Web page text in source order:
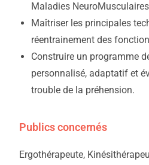
Maladies
Maîtriser les principales
réentrainement des
Construire un programme
personnalisé, adaptatif et
trouble de la préhension.
Publics concernés
Ergothérapeute,